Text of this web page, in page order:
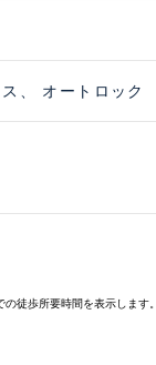
、 オートロック
徒歩所要時間を表示します。